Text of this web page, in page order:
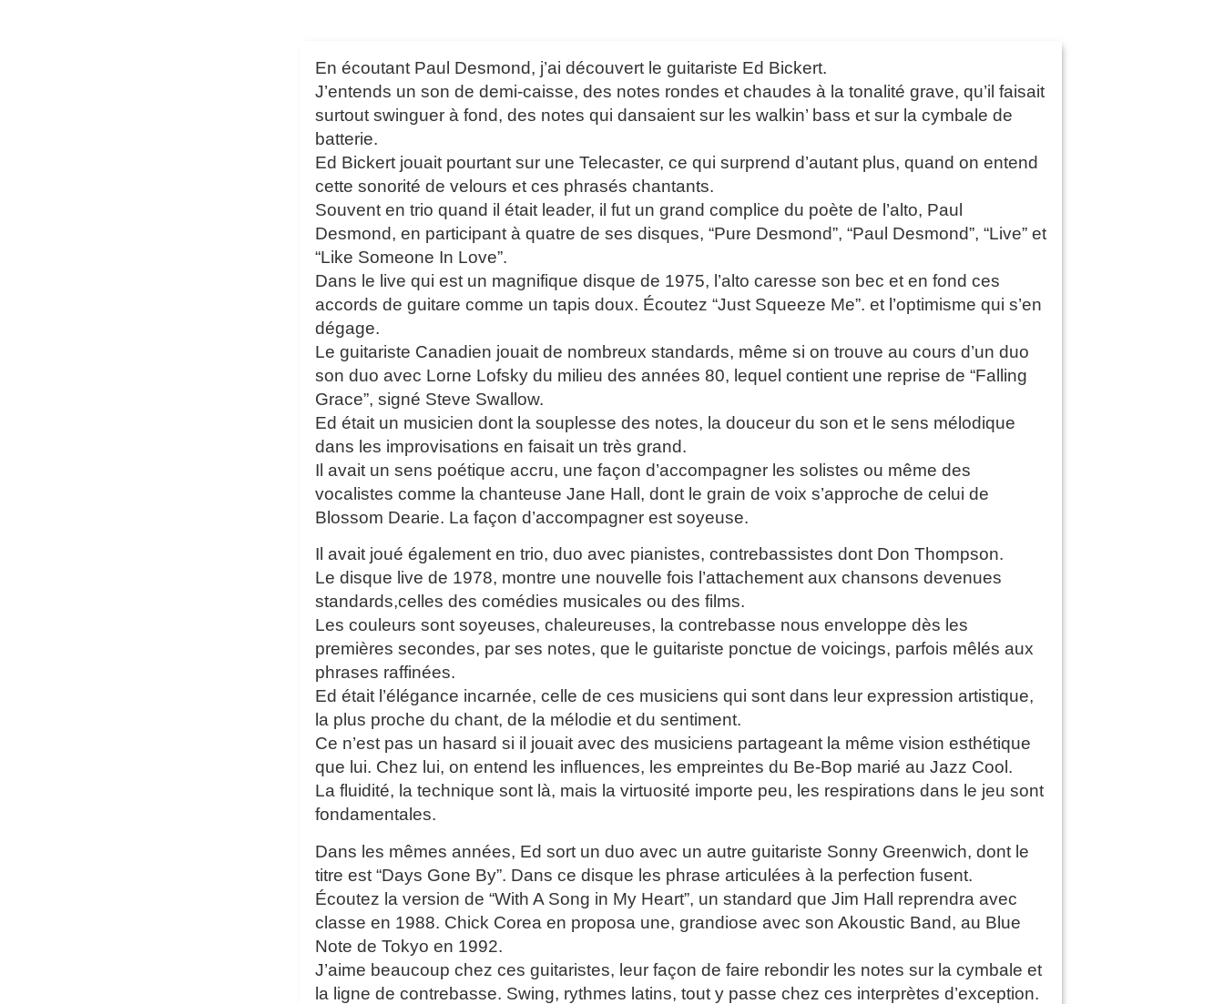
En écoutant Paul Desmond, j’ai découvert le guitariste Ed Bickert.
J’entends un son de demi-caisse, des notes rondes et chaudes à la tonalité grave, qu’il faisait
surtout swinguer à fond, des notes qui dansaient sur les walkin’ bass et sur la cymbale de
batterie.
Ed Bickert jouait pourtant sur une Telecaster, ce qui surprend d’autant plus, quand on entend
cette sonorité de velours et ces phrasés chantants.
Souvent en trio quand il était leader, il fut un grand complice du poète de l’alto, Paul
Desmond, en participant à quatre de ses disques, “Pure Desmond”, “Paul Desmond”, “Live” et
“Like Someone In Love”.
Dans le live qui est un magnifique disque de 1975, l’alto caresse son bec et en fond ces
accords de guitare comme un tapis doux. Écoutez “Just Squeeze Me”. et l’optimisme qui s’en
dégage.
Le guitariste Canadien jouait de nombreux standards, même si on trouve au cours d’un duo
son duo avec Lorne Lofsky du milieu des années 80, lequel contient une reprise de “Falling
Grace”, signé Steve Swallow.
Ed était un musicien dont la souplesse des notes, la douceur du son et le sens mélodique
dans les improvisations en faisait un très grand.
Il avait un sens poétique accru, une façon d’accompagner les solistes ou même des
vocalistes comme la chanteuse Jane Hall, dont le grain de voix s’approche de celui de
Blossom Dearie. La façon d’accompagner est soyeuse.
Il avait joué également en trio, duo avec pianistes, contrebassistes dont Don Thompson.
Le disque live de 1978, montre une nouvelle fois l’attachement aux chansons devenues
standards,celles des comédies musicales ou des films.
Les couleurs sont soyeuses, chaleureuses, la contrebasse nous enveloppe dès les
premières secondes, par ses notes, que le guitariste ponctue de voicings, parfois mêlés aux
phrases raffinées.
Ed était l’élégance incarnée, celle de ces musiciens qui sont dans leur expression artistique,
la plus proche du chant, de la mélodie et du sentiment.
Ce n’est pas un hasard si il jouait avec des musiciens partageant la même vision esthétique
que lui. Chez lui, on entend les influences, les empreintes du Be-Bop marié au Jazz Cool.
La fluidité, la technique sont là, mais la virtuosité importe peu, les respirations dans le jeu sont
fondamentales.
Dans les mêmes années, Ed sort un duo avec un autre guitariste Sonny Greenwich, dont le
titre est “Days Gone By”. Dans ce disque les phrase articulées à la perfection fusent.
Écoutez la version de “With A Song in My Heart”, un standard que Jim Hall reprendra avec
classe en 1988. Chick Corea en proposa une, grandiose avec son Akoustic Band, au Blue
Note de Tokyo en 1992.
J’aime beaucoup chez ces guitaristes, leur façon de faire rebondir les notes sur la cymbale et
la ligne de contrebasse. Swing, rythmes latins, tout y passe chez ces interprètes d’exception.